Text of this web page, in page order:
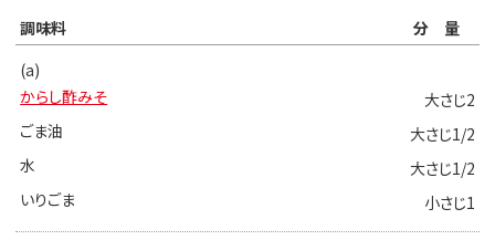
調味料
分量
(a)
からし酢みそ
大さじ2
ごま油
大さじ1/2
水
大さじ1/2
いりごま
小さじ1